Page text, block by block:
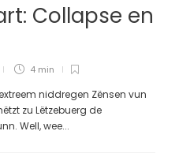
Collapse en
4 min
niddregen Zënsen vun
zu Lëtzebuerg de
Well, wee...